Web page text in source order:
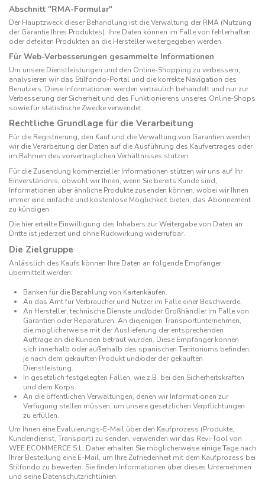
Abschnitt "RMA-Formular"
Der Hauptzweck dieser Behandlung ist die Verwaltung der RMA (Nutzung
der Garantie Ihres Produktes). Ihre Daten können im Falle von fehlerhaften
oder defekten Produkten an die Hersteller weitergegeben werden.
Für Web-Verbesserungen gesammelte Informationen
Um unsere Dienstleistungen und den Online-Shopping zu verbessern,
analysieren wir das Stilfondo-Portal und die korrekte Navigation des
Benutzers. Diese Informationen werden vertraulich behandelt und nur zur
Verbesserung der Sicherheit und des Funktionierens unseres Online-Shops
sowie für statistische Zwecke verwendet.
Rechtliche Grundlage für die Verarbeitung
Für die Registrierung, den Kauf und die Verwaltung von Garantien werden
wir die Verarbeitung der Daten auf die Ausführung des Kaufvertrages oder
im Rahmen des vorvertraglichen Verhältnisses stützen.
Für die Zusendung kommerzieller Informationen stützen wir uns auf Ihr
Einverständnis, obwohl wir Ihnen, wenn Sie bereits Kunde sind,
Informationen über ähnliche Produkte zusenden können, wobei wir Ihnen
immer eine einfache und kostenlose Möglichkeit bieten, das Abonnement
zu kündigen.
Die hier erteilte Einwilligung des Inhabers zur Weitergabe von Daten an
Dritte ist jederzeit und ohne Rückwirkung widerrufbar.
Die Zielgruppe
Anlässlich des Kaufs können Ihre Daten an folgende Empfänger
übermittelt werden:
Banken für die Bezahlung von Kartenkäufen.
An das Amt für Verbraucher und Nutzer im Falle einer Beschwerde.
An Hersteller, technische Dienste und/oder Großhändler im Falle von
Garantien oder Reparaturen. An diejenigen Transportunternehmen,
die möglicherweise mit der Auslieferung der entsprechenden
Aufträge an die Kunden betraut wurden. Diese Empfänger können
sich innerhalb oder außerhalb des spanischen Territoriums befinden,
je nach dem gekauften Produkt und/oder der gekauften
Dienstleistung.
In gesetzlich festgelegten Fällen, wie z.B. bei den Sicherheitskräften
und dem Korps.
An die öffentlichen Verwaltungen, denen wir Informationen zur
Verfügung stellen müssen, um unsere gesetzlichen Verpflichtungen
zu erfüllen.
Um Ihnen eine Evaluierungs-E-Mail über den Kaufprozess (Produkte,
Kundendienst, Transport) zu senden, verwenden wir das Revi-Tool von
WEE ECOMMERCE S.L. Daher erhalten Sie möglicherweise einige Tage nach
Ihrer Bestellung eine E-Mail, um Ihre Zufriedenheit mit dem Kaufprozess bei
Stilfondo zu bewerten. Sie finden Informationen über dieses Unternehmen
und seine Datenschutzrichtlinien.